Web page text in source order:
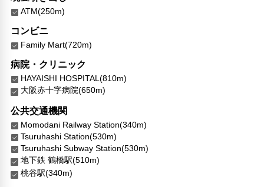
ATM(250m)
コンビニ
Family Mart(720m)
病院・クリニック
HAYAISHI HOSPITAL(810m)
大阪赤十字病院(650m)
公共交通機関
Momodani Railway Station(340m)
Tsuruhashi Station(530m)
Tsuruhashi Subway Station(530m)
地下鉄 鶴橋駅(510m)
桃谷駅(340m)